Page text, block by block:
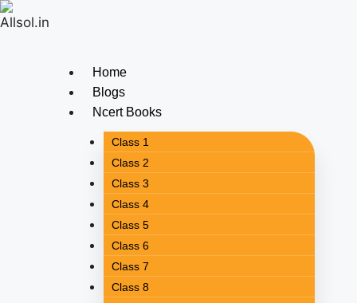
Home
Blogs
Ncert Books
Class 1
Class 2
Class 3
Class 4
Class 5
Class 6
Class 7
Class 8